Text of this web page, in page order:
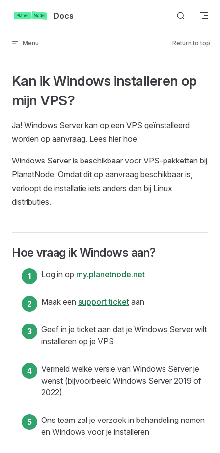
Skip to contentDocs
Menu Return to top
Kan ik Windows installeren op
mijn VPS?
Ja! Windows Server kan op een VPS geïnstalleerd
worden op aanvraag. Lees hier hoe.
Windows Server is beschikbaar voor VPS-pakketten bij
PlanetNode. Omdat dit op aanvraag beschikbaar is,
verloopt de installatie iets anders dan bij Linux
distributies.
Hoe vraag ik Windows aan?
Log in op my.planetnode.net
Maak een support ticket aan
Geef in je ticket aan dat je Windows Server wilt
installeren op je VPS
Vermeld welke versie van Windows Server je
wenst (bijvoorbeeld Windows Server 2019 of
2022)
Ons team zal je verzoek in behandeling nemen
en Windows voor je installeren